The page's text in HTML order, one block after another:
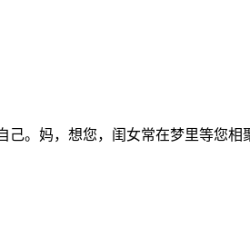
己。妈，想您，闺女常在梦里等您相